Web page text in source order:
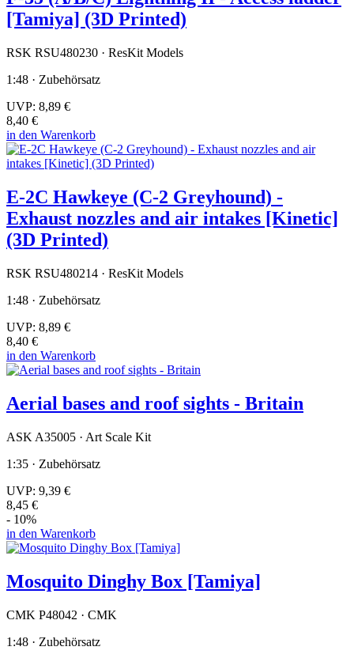
[Tamiya] (3D Printed)
RSK RSU480230 · ResKit Models
1:48 · Zubehörsatz
UVP: 8,89 €
8,40 €
in den Warenkorb
E-2C Hawkeye (C-2 Greyhound) -
Exhaust nozzles and air intakes [Kinetic]
(3D Printed)
RSK RSU480214 · ResKit Models
1:48 · Zubehörsatz
UVP: 8,89 €
8,40 €
in den Warenkorb
Aerial bases and roof sights - Britain
ASK A35005 · Art Scale Kit
1:35 · Zubehörsatz
UVP: 9,39 €
8,45 €
- 10%
in den Warenkorb
Mosquito Dinghy Box [Tamiya]
CMK P48042 · CMK
1:48 · Zubehörsatz